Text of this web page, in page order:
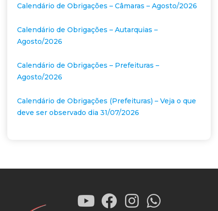
Calendário de Obrigações – Câmaras – Agosto/2026
Calendário de Obrigações – Autarquias –
Agosto/2026
Calendário de Obrigações – Prefeituras –
Agosto/2026
Calendário de Obrigações (Prefeituras) – Veja o que
deve ser observado dia 31/07/2026